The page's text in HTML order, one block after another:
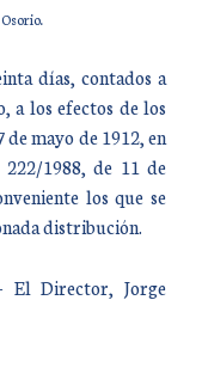
días, contados a
a los efectos de los
mayo de 1912, en
1988, de 11 de
los que se
distribución.
El Director, Jorge